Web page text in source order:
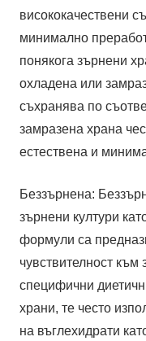
висококачествени
минимално
понякога зърнени
охладена или
съхранява по
замразена храна
естествена и
Беззърнена:
зърнени култури
формули са
чувствителност към
специфични
храни, те често
на въглехидрати